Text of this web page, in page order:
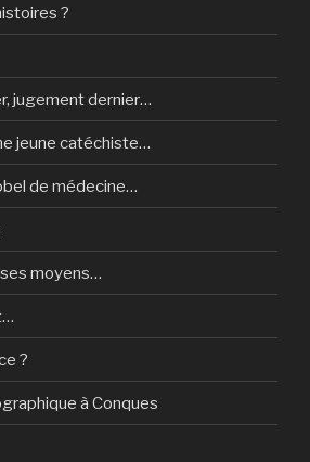
?
jugement dernier…
jeune catéchiste…
de médecine…
moyens…
?
à Conques